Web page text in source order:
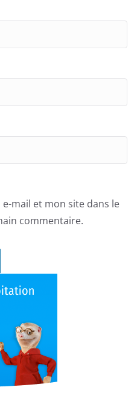
mail et mon site dans le
commentaire.